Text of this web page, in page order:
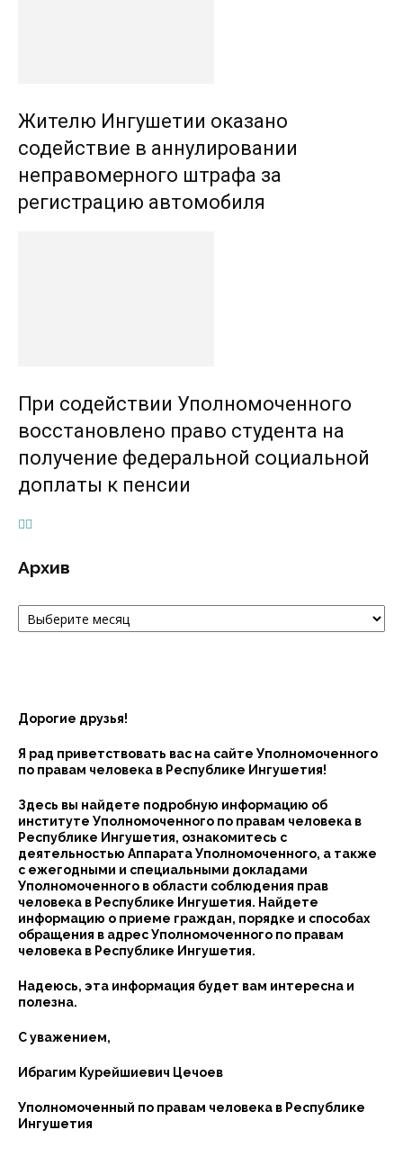
Жителю Ингушетии оказано
содействие в аннулировании
неправомерного штрафа за
регистрацию автомобиля
При содействии Уполномоченного
восстановлено право студента на
получение федеральной социальной
доплаты к пенсии
Архив
Архив
Дорогие друзья!
Я рад приветствовать вас на сайте Уполномоченного
по правам человека в Республике Ингушетия!
Здесь вы найдете подробную информацию об
институте Уполномоченного по правам человека в
Республике Ингушетия, ознакомитесь с
деятельностью Аппарата Уполномоченного, а также
с ежегодными и специальными докладами
Уполномоченного в области соблюдения прав
человека в Республике Ингушетия. Найдете
информацию о приеме граждан, порядке и способах
обращения в адрес Уполномоченного по правам
человека в Республике Ингушетия.
Надеюсь, эта информация будет вам интересна и
полезна.
С уважением,
Ибрагим Курейшиевич Цечоев
Уполномоченный по правам человека в Республике
Ингушетия